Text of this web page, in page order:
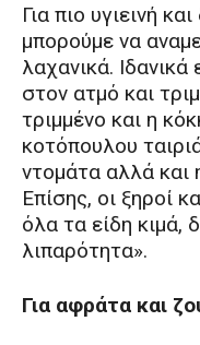
Για πιο υγιεινή
μπορούμε να
λαχανικά. Iδανικά
στον ατμό και
τριμμένο και η
κοτόπουλου
ντομάτα αλλά και
Eπίσης, οι ξηροί
όλα τα είδη κιμά,
λιπαρότητα».
Για αφράτα και